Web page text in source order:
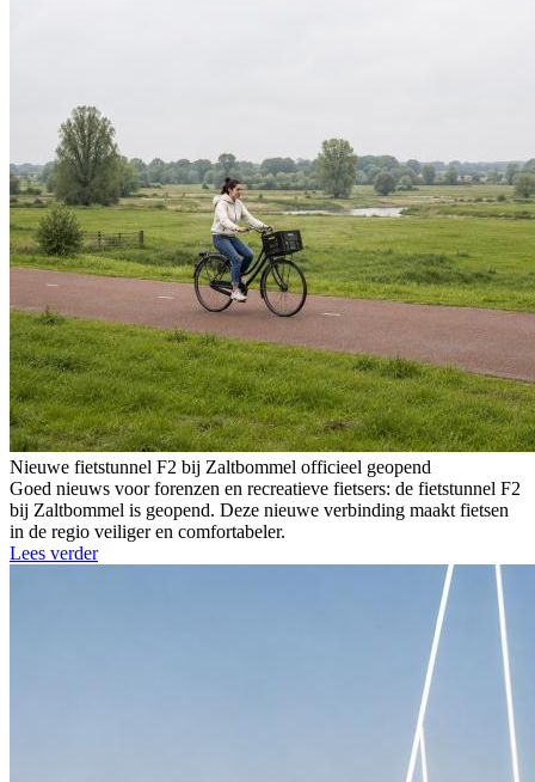
Nieuwe fietstunnel F2 bij Zaltbommel officieel geopend
Goed nieuws voor forenzen en recreatieve fietsers: de fietstunnel F2
bij Zaltbommel is geopend. Deze nieuwe verbinding maakt fietsen
in de regio veiliger en comfortabeler.
Lees verder